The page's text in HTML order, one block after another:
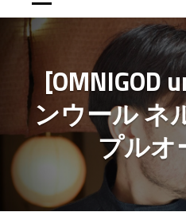
[OMNIGOD
ンウール ネ
プルオ